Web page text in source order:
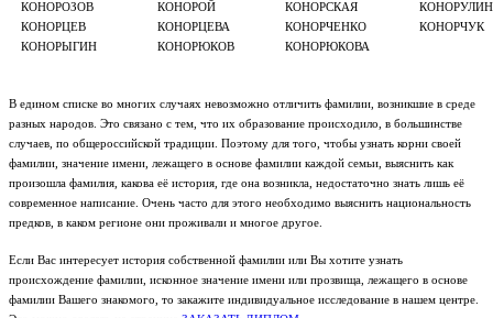
КОНОРОЗОВ
КОНОРОЙ КОНОРСКАЯ
КОНОРУЛИН
КОНОРЦЕВ
КОНОРЦЕВА КОНОРЧЕНКО
КОНОРЧУК
КОНОРЫГИН
КОНОРЮКОВ КОНОРЮКОВА
В едином списке во многих случаях невозможно отличить фамилии, возникшие в среде
разных народов. Это связано с тем, что их образование происходило, в большинстве
случаев, по общероссийской традиции. Поэтому для того, чтобы узнать корни своей
фамилии, значение имени, лежащего в основе фамилии каждой семьи, выяснить как
произошла фамилия, какова её история, где она возникла, недостаточно знать лишь её
современное написание. Очень часто для этого необходимо выяснить национальность
предков, в каком регионе они проживали и многое другое.
Если Вас интересует история собственной фамилии или Вы хотите узнать
происхождение фамилии, исконное значение имени или прозвища, лежащего в основе
фамилии Вашего знакомого, то закажите индивидуальное исследование в нашем центре.